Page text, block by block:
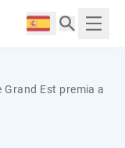
Langue :
Grand Est premia a